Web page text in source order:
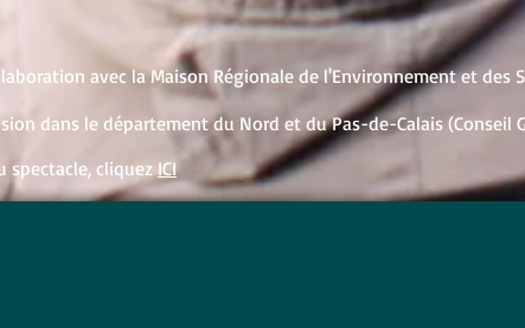
avec la Maison Régionale de l'Environnement et des
dans le département du Nord et du Pas-de-Calais (Conseil
spectacle, cliquez ICI